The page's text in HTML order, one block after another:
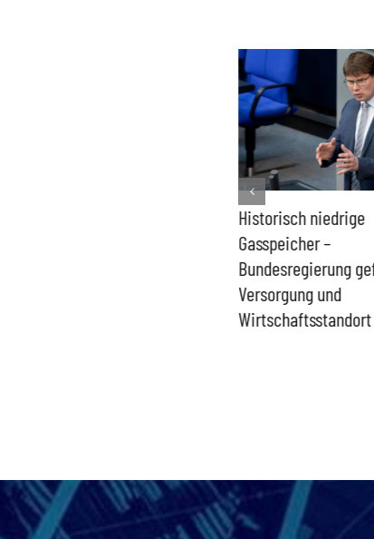
Historisch niedrige
Gasspeicher –
Bundesregierung
Versorgung und
Wirtschaftsstandort